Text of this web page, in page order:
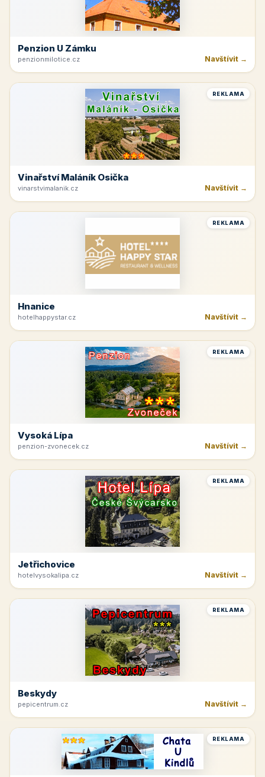
Penzion U Zámku
penzionmilotice.cz Navštívit →
REKLAMA
Vinařství Maláník Osička
vinarstvimalanik.cz Navštívit →
REKLAMA
Hnanice
hotelhappystar.cz Navštívit →
REKLAMA
Vysoká Lípa
penzion-zvonecek.cz Navštívit →
REKLAMA
Jetřichovice
hotelvysokalipa.cz Navštívit →
REKLAMA
Beskydy
pepicentrum.cz Navštívit →
REKLAMA